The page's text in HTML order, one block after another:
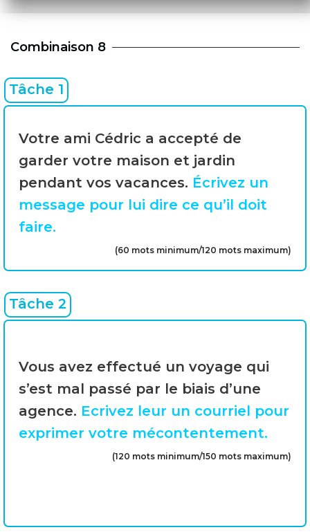
Combinaison 8
Tâche 1
Votre ami Cédric a accepté de
garder votre maison et jardin
pendant vos vacances. Écrivez un
message pour lui dire ce qu’il doit
faire.
(60 mots minimum/120 mots maximum)
Tâche 2
Vous avez effectué un voyage qui
s’est mal passé par le biais d’une
agence. Ecrivez leur un courriel pour
exprimer votre mécontentement.
(120 mots minimum/150 mots maximum)